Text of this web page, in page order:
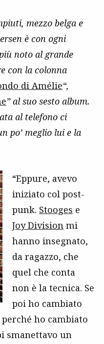
mezzo belga e
è con ogni
noto al grande
con la colonna
di Amélie“,
” al suo sesto album.
al telefono ci
po’ meglio lui e la
“Eppure, avevo
iniziato col post-
punk. Stooges e
Joy Division mi
hanno insegnato,
da ragazzo, che
quel che conta
non è la tecnica. Se
poi ho cambiato
ho cambiato
smanettavo un